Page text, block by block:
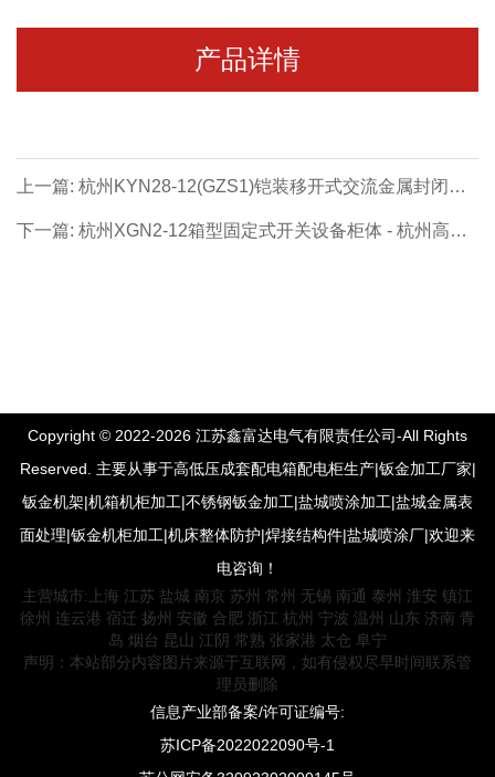
产品详情
上一篇: 杭州KYN28-12(GZS1)铠装移开式交流金属封闭开
关设备柜体 - 杭州高压成套系列【价格 厂家 公司】- 浙江杭
下一篇: 杭州XGN2-12箱型固定式开关设备柜体 - 杭州高压
Copyright © 2022-2026 江苏鑫富达电气有限责任公司-All Rights
Reserved. 主要从事于高低压成套配电箱配电柜生产|钣金加工厂家|
钣金机架|机箱机柜加工|不锈钢钣金加工|盐城喷涂加工|盐城金属表
面处理|钣金机柜加工|机床整体防护|焊接结构件|盐城喷涂厂|欢迎来
电咨询！
主营城市: 上海 江苏 盐城 南京 苏州 常州 无锡 南通 泰州 淮安 镇江
徐州 连云港 宿迁 扬州 安徽 合肥 浙江 杭州 宁波 温州 山东 济南 青
岛 烟台 昆山 江阴 常熟 张家港 太仓 阜宁
声明：本站部分内容图片来源于互联网，如有侵权尽早时间联系管
理员删除
信息产业部备案/许可证编号:
苏ICP备2022022090号-1